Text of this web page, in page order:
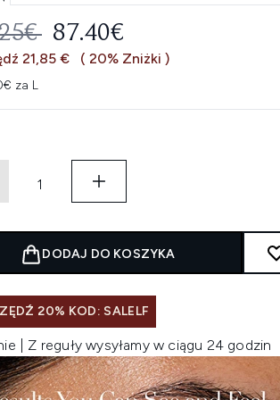
CENA
AKTUALNA CENA:
87.40€
21,85 € ( 20% Zniżki )
za L
DODAJ DO KOSZYKA
20% KOD: SALELF
| Z reguły wysyłamy w ciągu 24 godzin